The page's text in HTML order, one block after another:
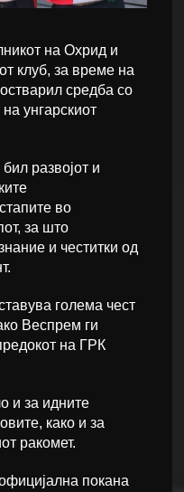
на Охрид и
клуб, за време на
средба со
унгарскиот
развојот и
во
за што
и честитки од
голема чест
Веспрем ги
на ГРК
и за идните
како и за
ракомет.
покана